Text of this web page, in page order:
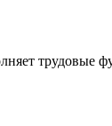
трудовые